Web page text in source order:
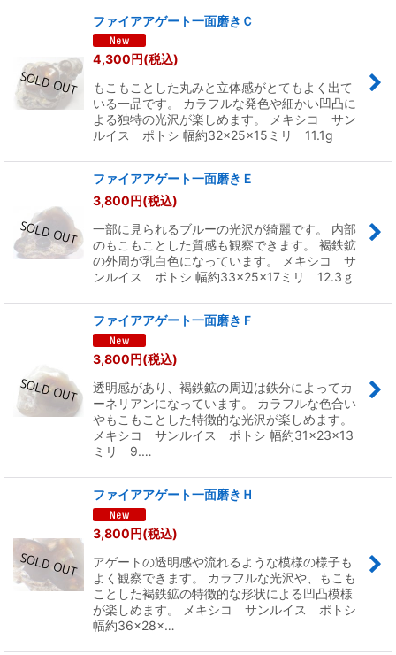
ファイアアゲート一面磨きＣ
4,300円(税込)
もこもことした丸みと立体感がとてもよく出て
いる一品です。 カラフルな発色や細かい凹凸に
よる独特の光沢が楽しめます。 メキシコ サン
ルイス ポトシ 幅約32×25×15ミリ 11.1g
ファイアアゲート一面磨きＥ
3,800円(税込)
一部に見られるブルーの光沢が綺麗です。 内部
のもこもことした質感も観察できます。 褐鉄鉱
の外周が乳白色になっています。 メキシコ サ
ンルイス ポトシ 幅約33×25×17ミリ 12.3ｇ
ファイアアゲート一面磨きＦ
3,800円(税込)
透明感があり、褐鉄鉱の周辺は鉄分によってカ
ーネリアンになっています。 カラフルな色合い
やもこもことした特徴的な光沢が楽しめます。
メキシコ サンルイス ポトシ 幅約31×23×13
ミリ 9.…
ファイアアゲート一面磨きＨ
3,800円(税込)
アゲートの透明感や流れるような模様の様子も
よく観察できます。 カラフルな光沢や、もこも
ことした褐鉄鉱の特徴的な形状による凹凸模様
が楽しめます。 メキシコ サンルイス ポトシ
幅約36×28×…